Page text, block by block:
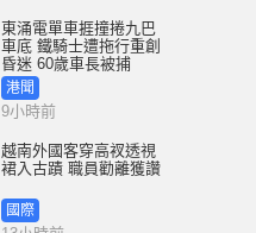
東涌電單車捱撞捲九巴
車底 鐵騎士遭拖行重創
昏迷 60歲車長被捕
港聞
9小時前
越南外國客穿高衩透視
裙入古蹟 職員勸離獲讚
國際